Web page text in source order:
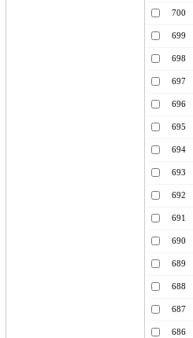
700
699
698
697
696
695
694
693
692
691
690
689
688
687
686